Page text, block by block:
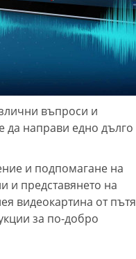
въпроси и
да направи едно дълго
и подпомагане на
и представянето на
видеокартина от пътя
за по-добро